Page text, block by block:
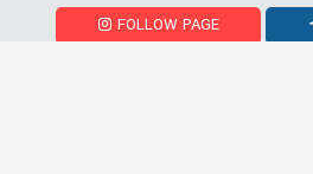
FOLLOW PAGE